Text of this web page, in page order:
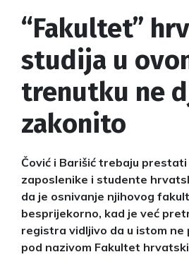
“Fakultet”
studija u
trenutku ne
zakonito
Čović i Barišić trebaju
zaposlenike i studente
da je osnivanje njihovog
besprijekorno, kad je već
registra vidljivo da u istom
pod nazivom Fakultet